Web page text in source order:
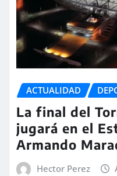
ACTUALIDAD
La final del
jugará en el
Armando
Hector Perez